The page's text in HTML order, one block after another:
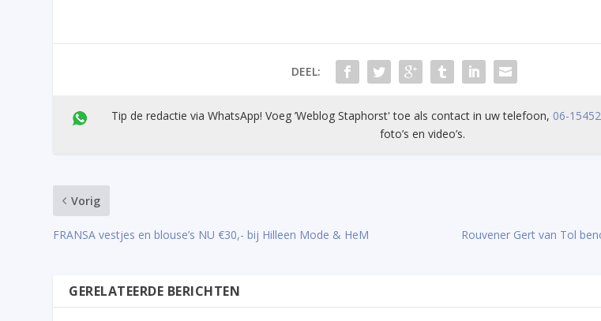
DEEL:
Tip de redactie via WhatsApp! Voeg ’Weblog Staphorst' toe als contact in uw telefoon, 06-
foto’s en video’s.
Vorig
FRANSA vestjes en blouse’s NU €30,- bij Hilleen Mode & HeM
Rouvener Gert van Tol
GERELATEERDE BERICHTEN